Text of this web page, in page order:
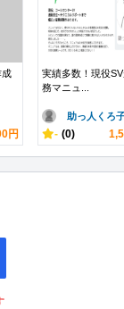
成
円
実績多数！現役
務マニュ...
助っ人くろ
- (0)